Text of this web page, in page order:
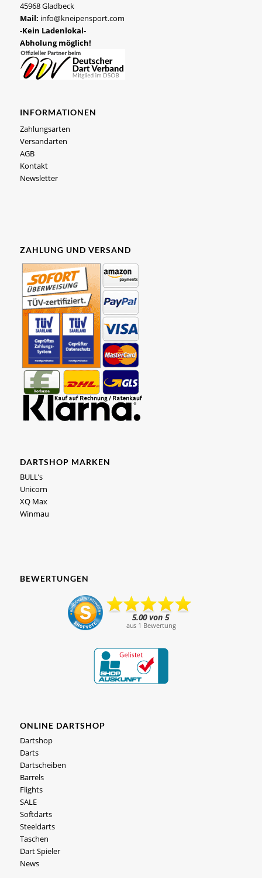
45968 Gladbeck
Mail: info@kneipensport.com
-Kein Ladenlokal-
Abholung möglich!
INFORMATIONEN
Zahlungsarten
Versandarten
AGB
Kontakt
Newsletter
ZAHLUNG UND VERSAND
DARTSHOP MARKEN
BULL’s
Unicorn
XQ Max
Winmau
BEWERTUNGEN
ONLINE DARTSHOP
Dartshop
Darts
Dartscheiben
Barrels
Flights
SALE
Softdarts
Steeldarts
Taschen
Dart Spieler
News